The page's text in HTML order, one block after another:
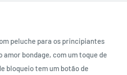
peluche para os principiantes
amor bondage, com um toque de
bloqueio tem um botão de